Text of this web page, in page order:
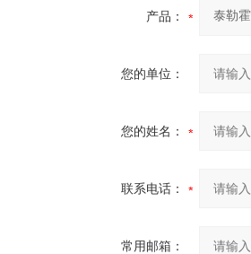
产品：
您的单位：
您的姓名：
联系电话：
常用邮箱：